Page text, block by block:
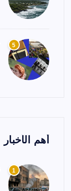
5
أهم الأخبار
1